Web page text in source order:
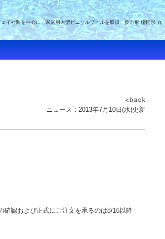
イ社製を中心に 家庭用大型ビニールプールを取扱、長方形 楕円形 丸
ニュース：2013年7月10日(水)更新
確認および正式にご注文を承るのは8/16以降